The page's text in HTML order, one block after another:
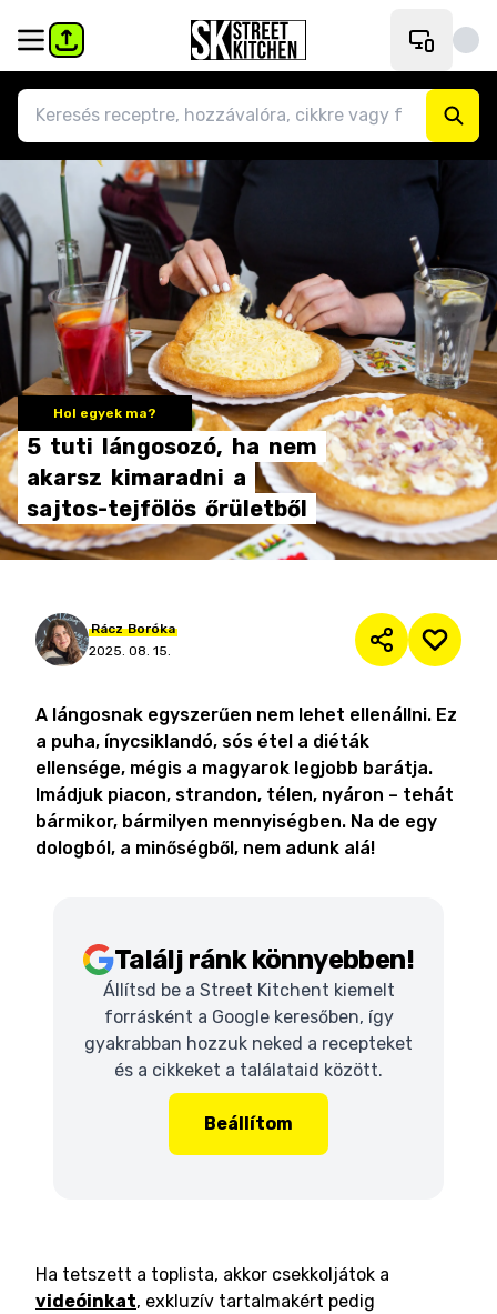
Hol egyek ma?
5 tuti lángosozó, ha nem
akarsz kimaradni a
sajtos-tejfölös őrületből
Rácz Boróka
2025. 08. 15.
A lángosnak egyszerűen nem lehet ellenállni. Ez
a puha, ínycsiklandó, sós étel a diéták
ellensége, mégis a magyarok legjobb barátja.
Imádjuk piacon, strandon, télen, nyáron – tehát
bármikor, bármilyen mennyiségben. Na de egy
dologból, a minőségből, nem adunk alá!
Találj ránk könnyebben!
Állítsd be a Street Kitchent kiemelt
forrásként a Google keresőben, így
gyakrabban hozzuk neked a recepteket
és a cikkeket a találataid között.
Beállítom
Ha tetszett a toplista, akkor csekkoljátok a
videóinkat, exkluzív tartalmakért pedig